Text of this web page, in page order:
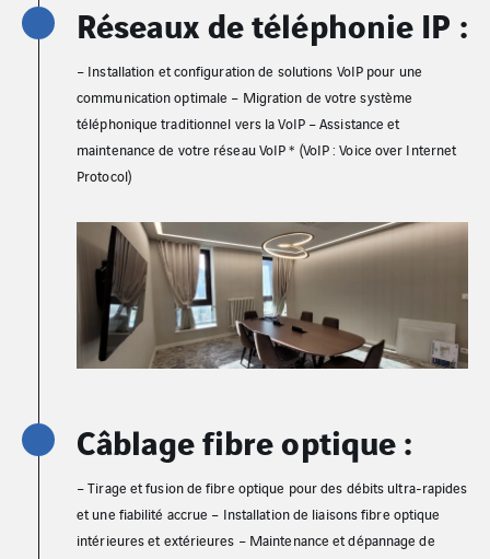
Réseaux de téléphonie IP :
– Installation et configuration de solutions VoIP pour une
communication optimale – Migration de votre système
téléphonique traditionnel vers la VoIP – Assistance et
maintenance de votre réseau VoIP * (VoIP : Voice over Internet
Protocol)
Câblage fibre optique :
– Tirage et fusion de fibre optique pour des débits ultra-rapides
et une fiabilité accrue – Installation de liaisons fibre optique
intérieures et extérieures – Maintenance et dépannage de